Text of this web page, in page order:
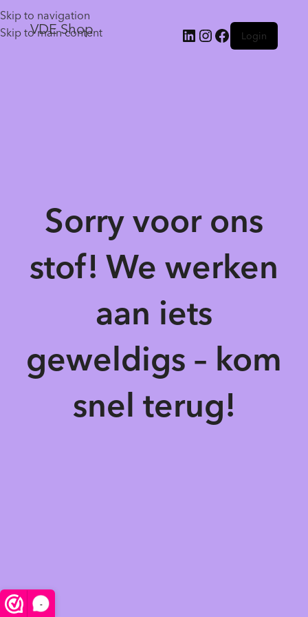
-
Skip to navigation
Skip to main content
VDE Shop Login
Sorry voor ons
stof! We werken
aan iets
geweldigs – kom
snel terug!